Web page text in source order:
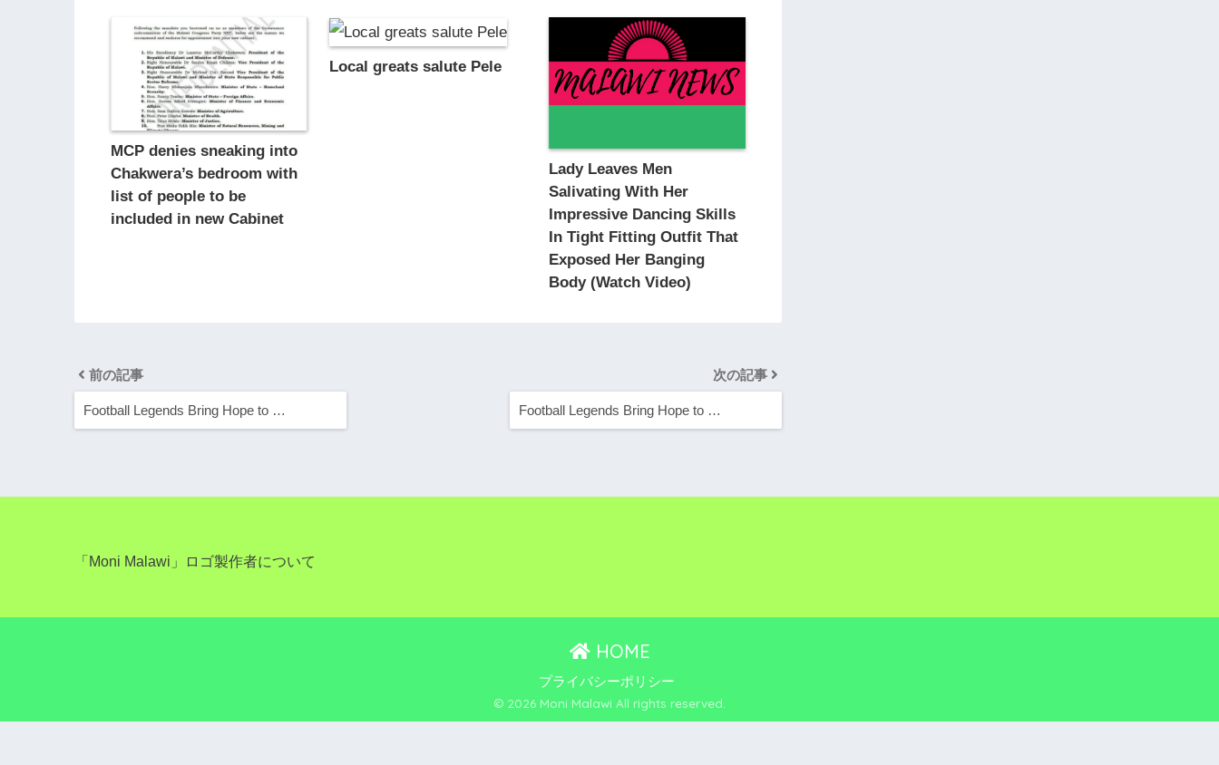
MCP denies sneaking into
Chakwera’s bedroom with
list of people to be
included in new Cabinet
Local greats salute Pele
Lady Leaves Men
Salivating With Her
Impressive Dancing Skills
In Tight Fitting Outfit That
Exposed Her Banging
Body (Watch Video)
前の記事
Football Legends Bring Hope to …
次の記事
Football Legends Bring Hope to …
「Moni Malawi」ロゴ製作者について
HOME
プライバシーポリシー
© 2026 Moni Malawi All rights reserved.